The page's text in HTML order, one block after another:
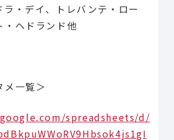
ラ・デイ、トレバンテ・ロー
・ヘドランド他
メ一覧＞
spreadsheets/d/